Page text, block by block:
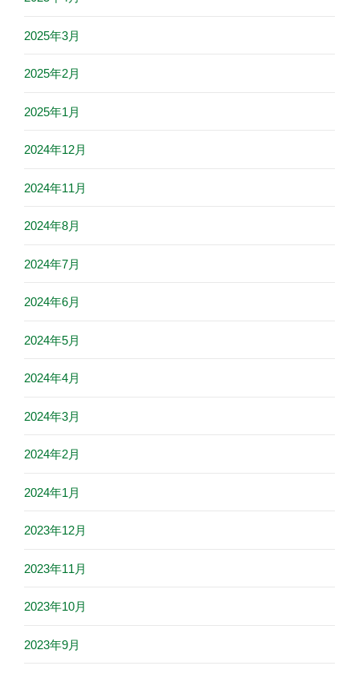
2025年3月
2025年2月
2025年1月
2024年12月
2024年11月
2024年8月
2024年7月
2024年6月
2024年5月
2024年4月
2024年3月
2024年2月
2024年1月
2023年12月
2023年11月
2023年10月
2023年9月